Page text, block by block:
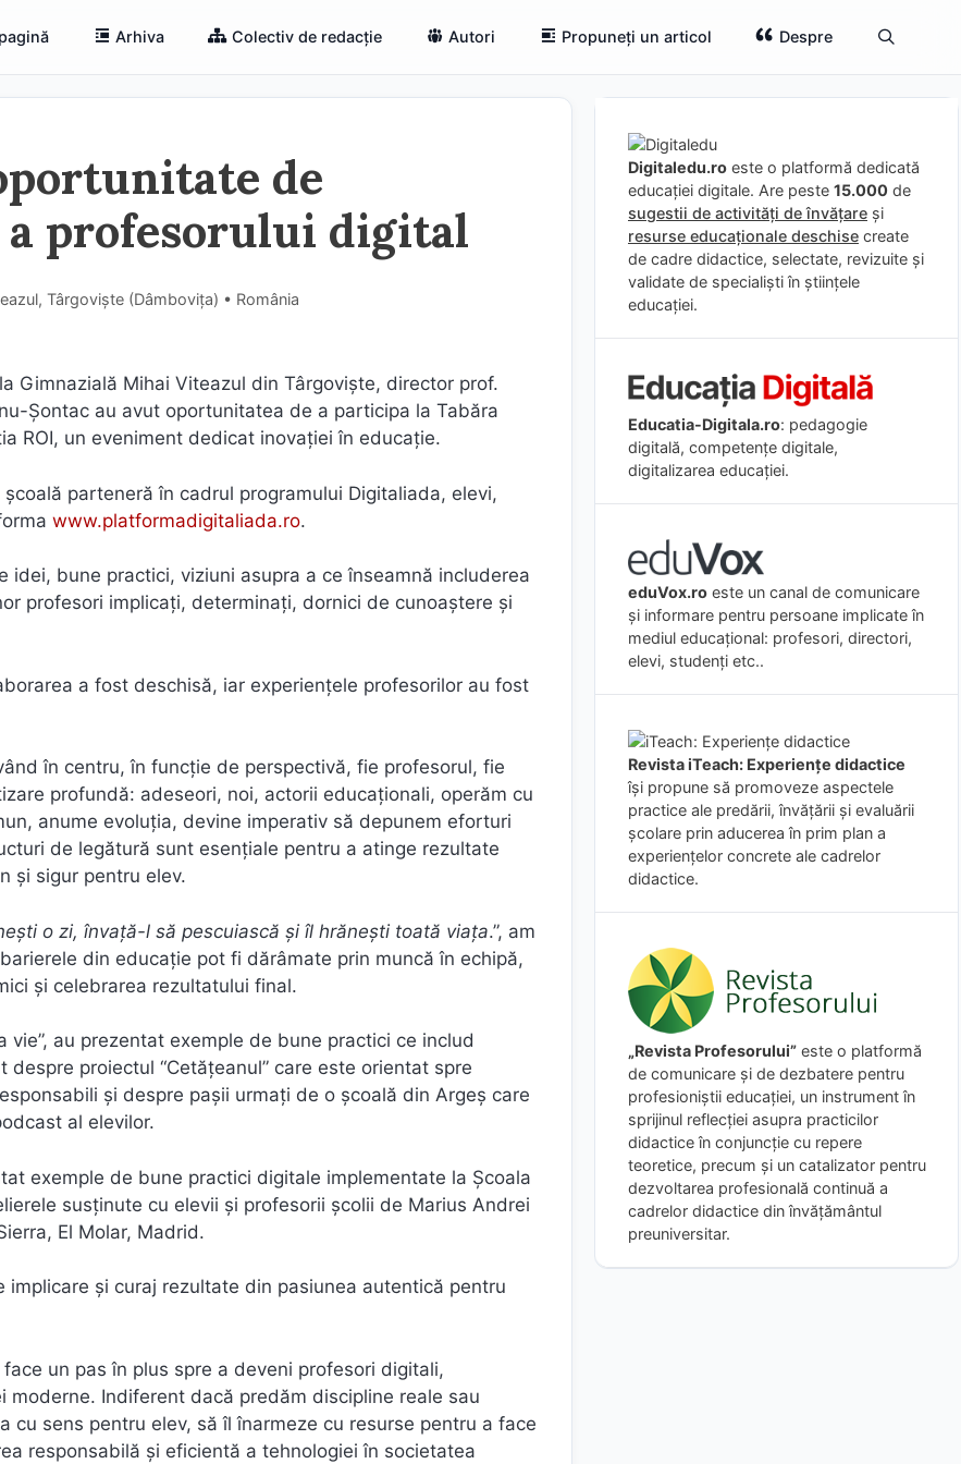
Arhiva Colectiv de redacție Autori Propuneți un articol Despre
de
profesorului digital
Târgoviște (Dâmboviţa) • România
Gimnazială Mihai Viteazul din Târgoviște, director prof.
Șontac au avut oportunitatea de a participa la Tabăra
ROI, un eveniment dedicat inovației în educație.
parteneră în cadrul programului Digitaliada, elevi,
www.platformadigitaliada.ro.
bune practici, viziuni asupra a ce înseamnă includerea
profesori implicați, determinați, dornici de cunoaștere și
a fost deschisă, iar experiențele profesorilor au fost
în centru, în funcție de perspectivă, fie profesorul, fie
profundă: adeseori, noi, actorii educaționali, operăm cu
anume evoluția, devine imperativ să depunem eforturi
de legătură sunt esențiale pentru a atinge rezultate
și sigur pentru elev.
o zi, învaţă-l să pescuiască şi îl hrăneşti toată viaţa.”, am
din educație pot fi dărâmate prin muncă în echipă,
și celebrarea rezultatului final.
au prezentat exemple de bune practici ce includ
proiectul “Cetățeanul” care este orientat spre
și despre pașii urmați de o școală din Argeș care
al elevilor.
exemple de bune practici digitale implementate la Școala
susținute cu elevii și profesorii școlii de Marius Andrei
El Molar, Madrid.
și curaj rezultate din pasiunea autentică pentru
un pas în plus spre a deveni profesori digitali,
Indiferent dacă predăm discipline reale sau
sens pentru elev, să îl înarmeze cu resurse pentru a face
responsabilă și eficientă a tehnologiei în societatea
Digitaledu.ro este o platformă dedicată
educației digitale. Are peste 15.000 de
sugestii de activități de învățare și
resurse educaționale deschise create
de cadre didactice, selectate, revizuite și
validate de specialiști în științele
educației.
Educatia-Digitala.ro: pedagogie
digitală, competențe digitale,
digitalizarea educației.
eduVox.ro este un canal de comunicare
și informare pentru persoane implicate în
mediul educațional: profesori, directori,
elevi, studenți etc..
Revista iTeach: Experienţe didactice
îşi propune să promoveze aspectele
practice ale predării, învăţării şi evaluării
şcolare prin aducerea în prim plan a
experienţelor concrete ale cadrelor
didactice.
„Revista Profesorului” este o platformă
de comunicare și de dezbatere pentru
profesioniștii educației, un instrument în
sprijinul reflecției asupra practicilor
didactice în conjuncție cu repere
teoretice, precum și un catalizator pentru
dezvoltarea profesională continuă a
cadrelor didactice din învățământul
preuniversitar.